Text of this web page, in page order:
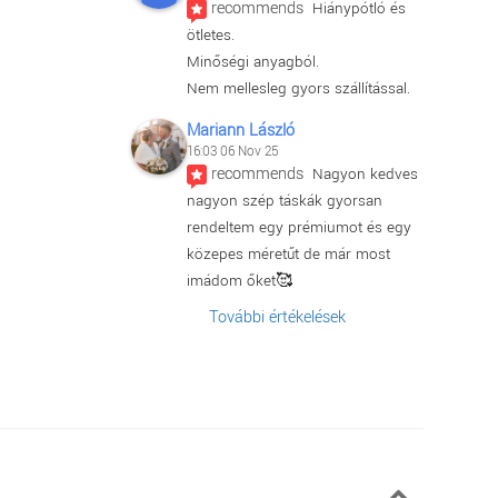
recommends Hiánypótló és
ötletes.
Minőségi anyagból.
Nem mellesleg gyors szállítással.
Mariann László
16:03 06 Nov 25
recommends Nagyon kedves
nagyon szép táskák gyorsan
rendeltem egy prémiumot és egy
közepes méretűt de már most
imádom őket🥰
További értékelések